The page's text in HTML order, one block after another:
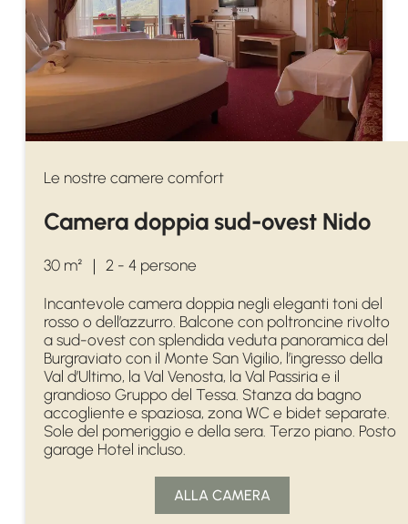
Le nostre camere comfort
Camera doppia sud-ovest Nido
30 m² ｜ 2 - 4 persone
Incantevole camera doppia negli eleganti toni del
rosso o dell’azzurro. Balcone con poltroncine rivolto
a sud-ovest con splendida veduta panoramica del
Burgraviato con il Monte San Vigilio, l’ingresso della
Val d’Ultimo, la Val Venosta, la Val Passiria e il
grandioso Gruppo del Tessa. Stanza da bagno
accogliente e spaziosa, zona WC e bidet separate.
Sole del pomeriggio e della sera. Terzo piano. Posto
garage Hotel incluso.
ALLA CAMERA